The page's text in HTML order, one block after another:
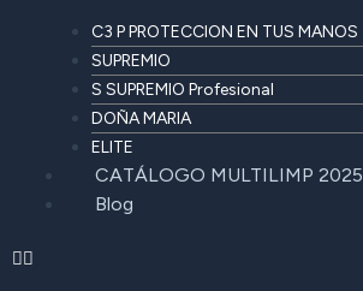
C3 P PROTECCION EN TUS MANOS
SUPREMIO
S SUPREMIO Profesional
DOÑA MARIA
ELITE
CATÁLOGO MULTILIMP 2025
Blog